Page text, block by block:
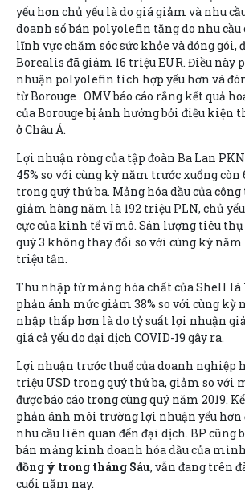
yếu hơn chủ yếu là do giá giảm và nhu
doanh số bán polyolefin tăng do nhu cầu
lĩnh vực chăm sóc sức khỏe và đóng gói,
Borealis đã giảm 16 triệu EUR. Điều này
nhuận polyolefin tích hợp yếu hơn và
từBorouge . OMV báo cáo rằng kết quả
của Borouge bị ảnh hưởng bởi điều kiện
ở Châu Á.
Lợi nhuận ròng của tập đoàn Ba Lan
45% so với cùng kỳ năm trước xuống còn
trong quý thứ ba. Mảng hóa dầu của công
giảm hàng năm là 192 triệu PLN, chủ
cực của kinh tế vĩ mô. Sản lượng tiêu
quý 3 không thay đổi so với cùng kỳ năm
triệu tấn.
Thu nhập từ mảng hóa chất củaShell là
phản ánh mức giảm 38% so với cùng kỳ
nhập thấp hơn là do tỷ suất lợi nhuận
giá cả yếu do đại dịch COVID-19 gây ra.
Lợi nhuận trước thuế của doanh nghiệp
triệu USD trong quý thứ ba, giảm so với
được báo cáo trong cùng quý năm 2019.
phản ánh môi trường lợi nhuận yếu hơn
nhu cầu liên quan đến đại dịch. BP cũng
bán mảng kinh doanh hóa dầu của mình
đồng ý trong tháng Sáu, vẫn đang trên
cuối năm nay.